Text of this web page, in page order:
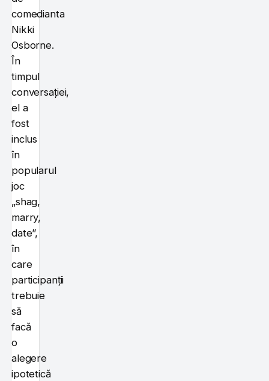
comedianta
Nikki
Osborne.
În
timpul
conversației,
el a
fost
inclus
în
popularul
joc
„shag,
marry,
date”,
în
care
participanții
trebuie
să
facă
o
alegere
ipotetică